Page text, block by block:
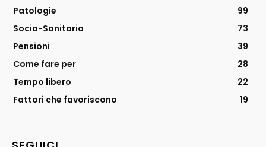
Patologie
99
Socio-Sanitario
73
Pensioni
39
Come fare per
28
Tempo libero
22
Fattori che favoriscono
19